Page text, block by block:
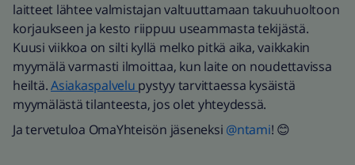
laitteet lähtee valmistajan valtuuttamaan takuuhuoltoon
korjaukseen ja kesto riippuu useammasta tekijästä.
Kuusi viikkoa on silti kyllä melko pitkä aika, vaikkakin
myymälä varmasti ilmoittaa, kun laite on noudettavissa
heiltä.Asiakaspalvelu pystyy tarvittaessa kysäistä
myymälästä tilanteesta, jos olet yhteydessä.
Ja tervetuloa OmaYhteisön jäseneksi @ntami! 😊